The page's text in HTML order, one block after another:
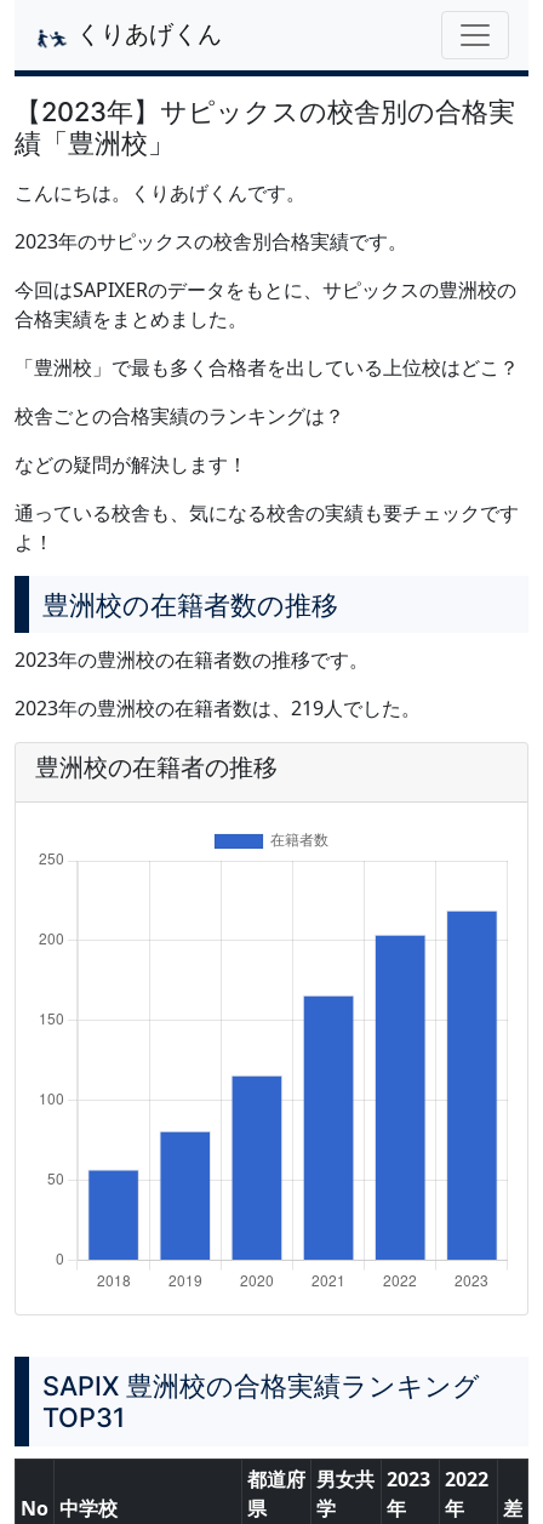
くりあげくん
【2023年】サピックスの校舎別の合格実
績「豊洲校」
こんにちは。くりあげくんです。
2023年のサピックスの校舎別合格実績です。
今回はSAPIXERのデータをもとに、サピックスの豊洲校の
合格実績をまとめました。
「豊洲校」で最も多く合格者を出している上位校はどこ？
校舎ごとの合格実績のランキングは？
などの疑問が解決します！
通っている校舎も、気になる校舎の実績も要チェックです
よ！
豊洲校の在籍者数の推移
2023年の豊洲校の在籍者数の推移です。
2023年の豊洲校の在籍者数は、219人でした。
豊洲校の在籍者の推移
SAPIX 豊洲校の合格実績ランキング
TOP31
No 中学校
都道府
県
男女共
学
2023
年
2022
年
差